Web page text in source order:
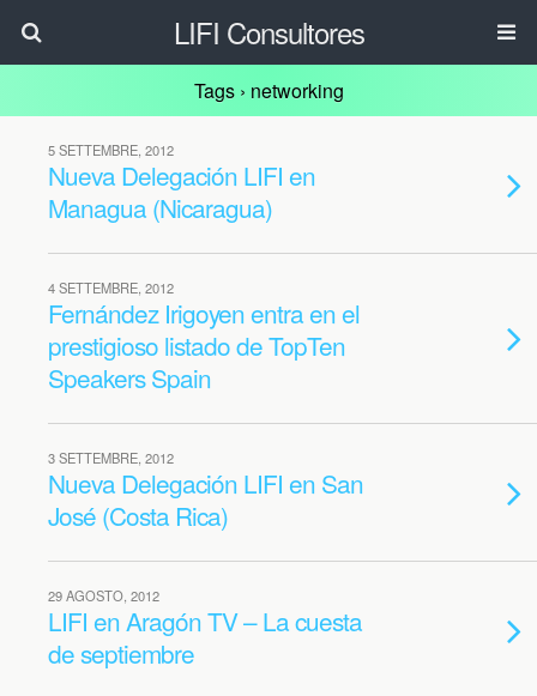
LIFI Consultores
Tags › networking
5 SETTEMBRE, 2012
Nueva Delegación LIFI en
Managua (Nicaragua)
4 SETTEMBRE, 2012
Fernández Irigoyen entra en el
prestigioso listado de TopTen
Speakers Spain
3 SETTEMBRE, 2012
Nueva Delegación LIFI en San
José (Costa Rica)
29 AGOSTO, 2012
LIFI en Aragón TV – La cuesta
de septiembre